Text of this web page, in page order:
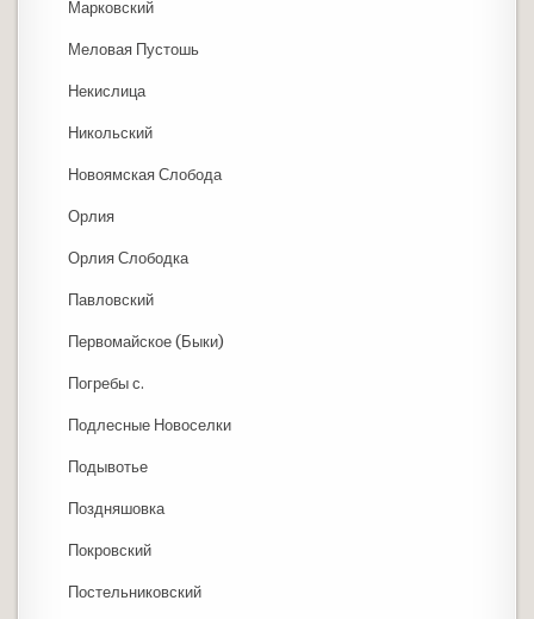
Марковский
Меловая Пустошь
Некислица
Никольский
Новоямская Слобода
Орлия
Орлия Слободка
Павловский
Первомайское (Быки)
Погребы с.
Подлесные Новоселки
Подывотье
Поздняшовка
Покровский
Постельниковский